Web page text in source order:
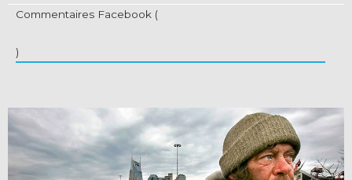
Commentaires Facebook (
)